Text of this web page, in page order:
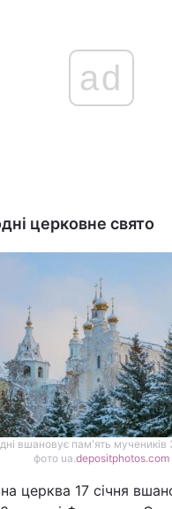
ad
церковне свято
вшановує пам'ять
фото ua.depositphotos.com
церква 17 січня